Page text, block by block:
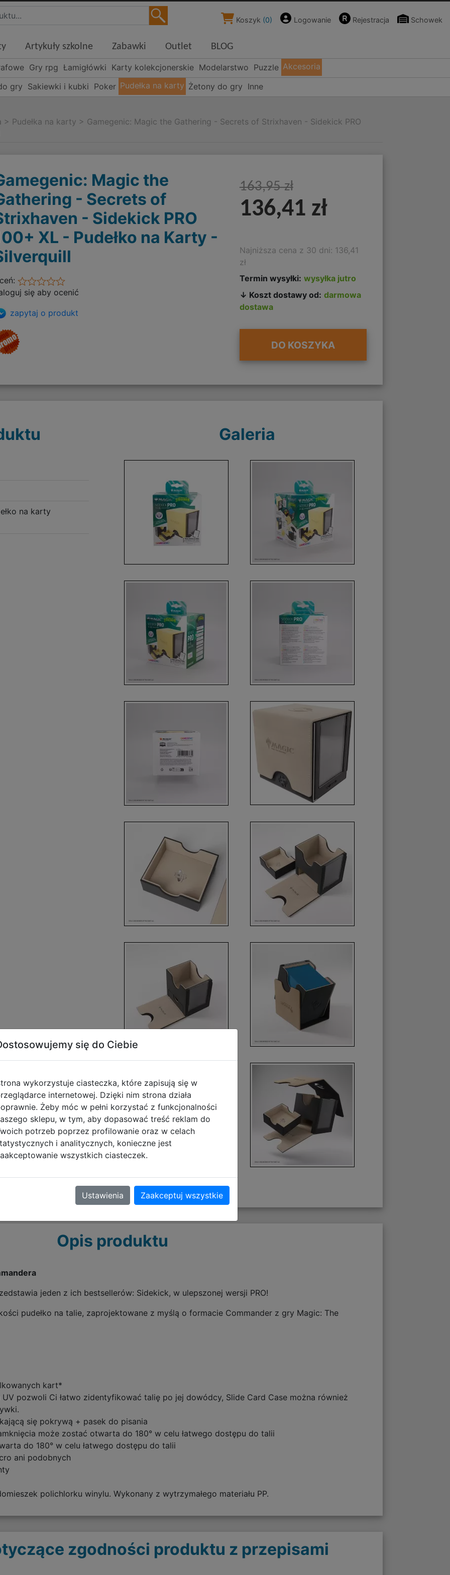
Koszyk (0) Logowanie Rejestracja Schowek
Artykuły szkolne Zabawki Outlet BLOG
Gry rpg Łamigłówki Karty kolekcjonerskie Modelarstwo Puzzle Akcesoria
gry Sakiewki i kubki Poker Pudełka na karty Żetony do gry Inne
> Pudełka na karty > Gamegenic: Magic the Gathering - Secrets of Strixhaven - Sidekick PRO
Magic the
- Secrets of
- Sidekick PRO
XL - Pudełko na Karty -
się aby ocenić
zapytaj o produkt
163,95 zł
136,41 zł
Najniższa cena z 30 dni: 136,41
zł
Termin wysyłki: wysyłka jutro
↓ Koszt dostawy od: darmowa
dostawa
DO KOSZYKA
na karty
Galeria
Opis produktu
jeden z ich bestsellerów: Sidekick, w ulepszonej wersji PRO!
pudełko na talie, zaprojektowane z myślą o formacie Commander z gry Magic: The
kart*
pozwoli Ci łatwo zidentyfikować talię po jej dowódcy, Slide Card Case można również
się pokrywą + pasek do pisania
może zostać otwarta do 180° w celu łatwego dostępu do talii
do 180° w celu łatwego dostępu do talii
ani podobnych
polichlorku winylu. Wykonany z wytrzymałego materiału PP.
zgodności produktu z przepisami
się do Ciebie
wykorzystuje ciasteczka, które zapisują się w
internetowej. Dzięki nim strona działa
Żeby móc w pełni korzystać z funkcjonalności
sklepu, w tym, aby dopasować treść reklam do
potrzeb poprzez profilowanie oraz w celach
i analitycznych, konieczne jest
wszystkich ciasteczek.
Ustawienia Zaakceptuj wszystkie